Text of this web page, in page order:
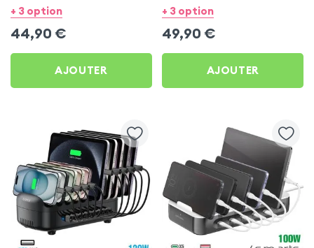
Ventilation pour Oppo
+ 3 option
44,90 €
AJOUTER
Oppo Reno 4Z
+ 3 option
49,90 €
AJOUTER